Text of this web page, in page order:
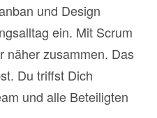
und Design
ein. Mit Scrum
näher zusammen. Das
Du triffst Dich
und alle Beteiligten